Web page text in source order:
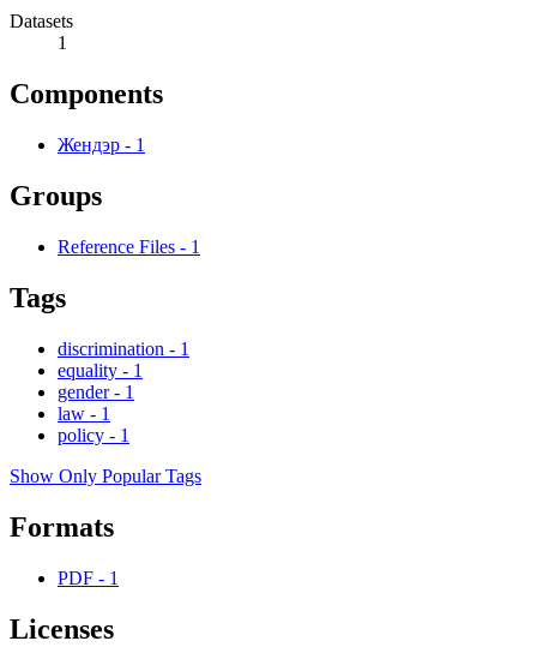
Datasets
1
Components
Жендэр - 1
Groups
Reference Files - 1
Tags
discrimination - 1
equality - 1
gender - 1
law - 1
policy - 1
Show Only Popular Tags
Formats
PDF - 1
Licenses